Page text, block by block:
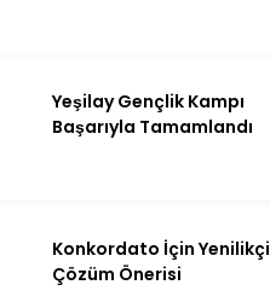
Yeşilay Gençlik Kampı
Başarıyla Tamamlandı
Konkordato İçin Yenilikçi
Çözüm Önerisi